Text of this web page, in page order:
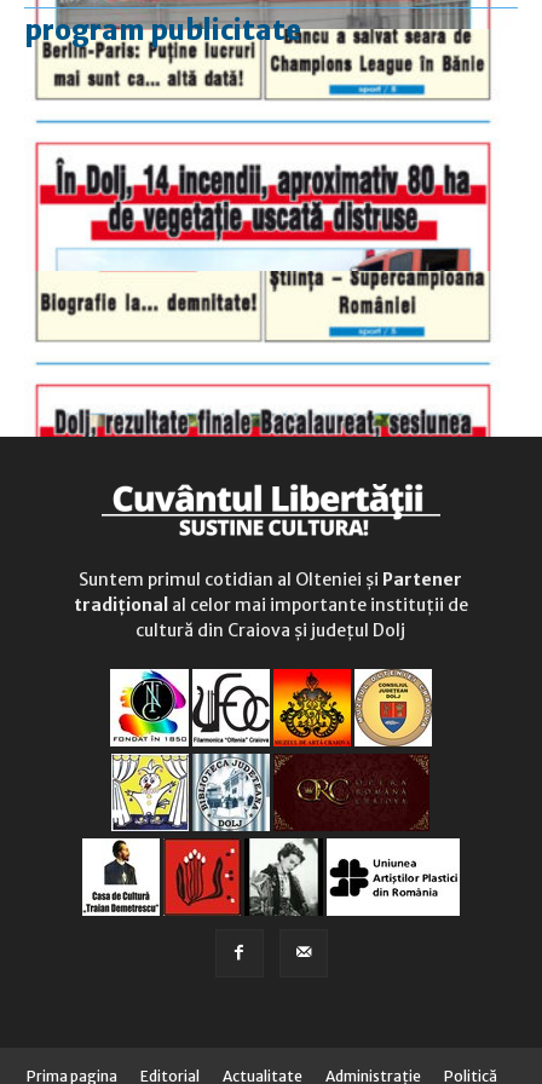
program publicitate
luni-vineri
9.00 - 17.00
duminică
9.00 - 12.00
Suntem primul cotidian al Olteniei și Partener
tradițional al celor mai importante instituții de
cultură din Craiova și județul Dolj
Prima pagina Editorial Actualitate Administraţie Politică